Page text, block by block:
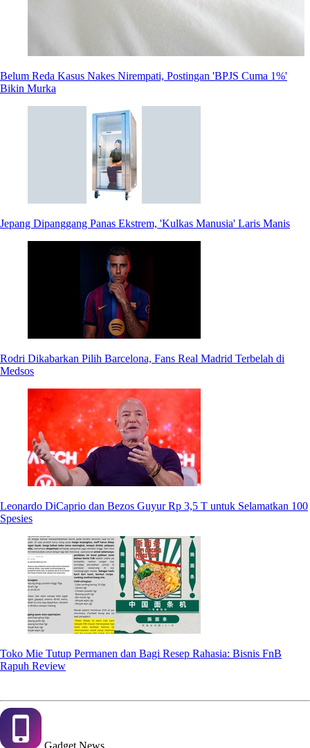
Belum Reda Kasus Nakes Nirempati, Postingan 'BPJS Cuma 1%'
Bikin Murka
Jepang Dipanggang Panas Ekstrem, 'Kulkas Manusia' Laris Manis
Rodri Dikabarkan Pilih Barcelona, Fans Real Madrid Terbelah di
Medsos
Leonardo DiCaprio dan Bezos Guyur Rp 3,5 T untuk Selamatkan 100
Spesies
Toko Mie Tutup Permanen dan Bagi Resep Rahasia: Bisnis FnB
Rapuh Review